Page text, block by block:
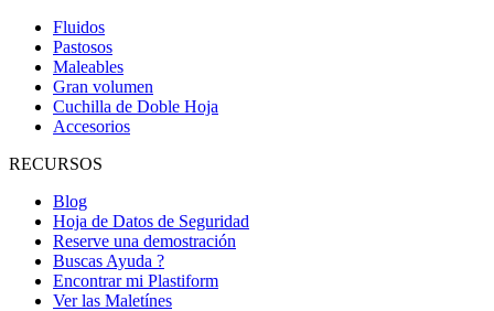
Fluidos
Pastosos
Maleables
Gran volumen
Cuchilla de Doble Hoja
Accesorios
RECURSOS
Blog
Hoja de Datos de Seguridad
Reserve una demostración
Buscas Ayuda ?
Encontrar mi Plastiform
Ver las Maletínes